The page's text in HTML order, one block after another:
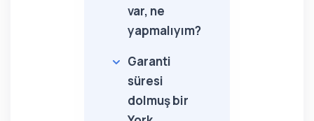
var, ne
yapmalıyım?
Garanti
süresi
dolmuş bir